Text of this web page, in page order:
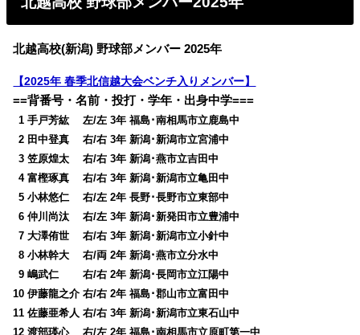
北越高校(新潟) 野球部メンバー 2025年
【2025年 春季北信越大会ベンチ入りメンバー】
==背番号・名前・投打・学年・出身中学===
01 手戸芳紘 左/左 3年 福島･南相馬市立鹿島中
02 田中登真 右/右 3年 新潟･新潟市立宮浦中
03 笠原煌太 右/右 3年 新潟･燕市立吉田中
04 富樫琢真 右/右 3年 新潟･新潟市立亀田中
05 小林悠仁 右/左 2年 長野･長野市立東部中
06 仲川尚汰 右/左 3年 新潟･新発田市立豊浦中
07 大澤侑世 右/右 3年 新潟･新潟市立小針中
08 小林幹大 右/両 2年 新潟･燕市立分水中
09 嶋武仁 右/右 2年 新潟･長岡市立江陽中
10 伊藤龍之介 右/右 2年 福島･郡山市立富田中
11 佐藤亜希人 右/右 3年 新潟･新潟市立東石山中
12 渡部瑛心 右/左 2年 福島･南相馬市立原町第一中